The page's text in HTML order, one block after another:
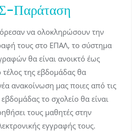
Παράταση
να ολοκληρώσουν την
τους στο ΕΠΑΛ, το σύστημα
θα είναι ανοικτό έως
της εβδομάδας θα
ανακοίνωση μας ποιες από τις
το σχολείο θα είναι
τους μαθητές στην
εγγραφής τους.